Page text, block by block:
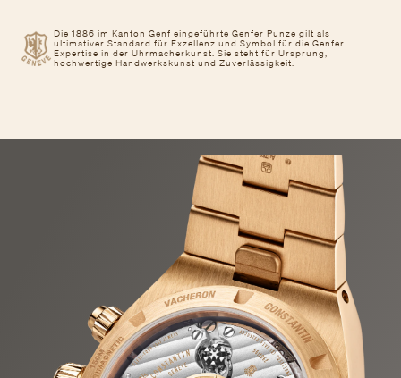
Die 1886 im Kanton Genf eingeführte Genfer Punze gilt als
ultimativer Standard für Exzellenz und Symbol für die Genfer
Expertise in der Uhrmacherkunst. Sie steht für Ursprung,
hochwertige Handwerkskunst und Zuverlässigkeit.